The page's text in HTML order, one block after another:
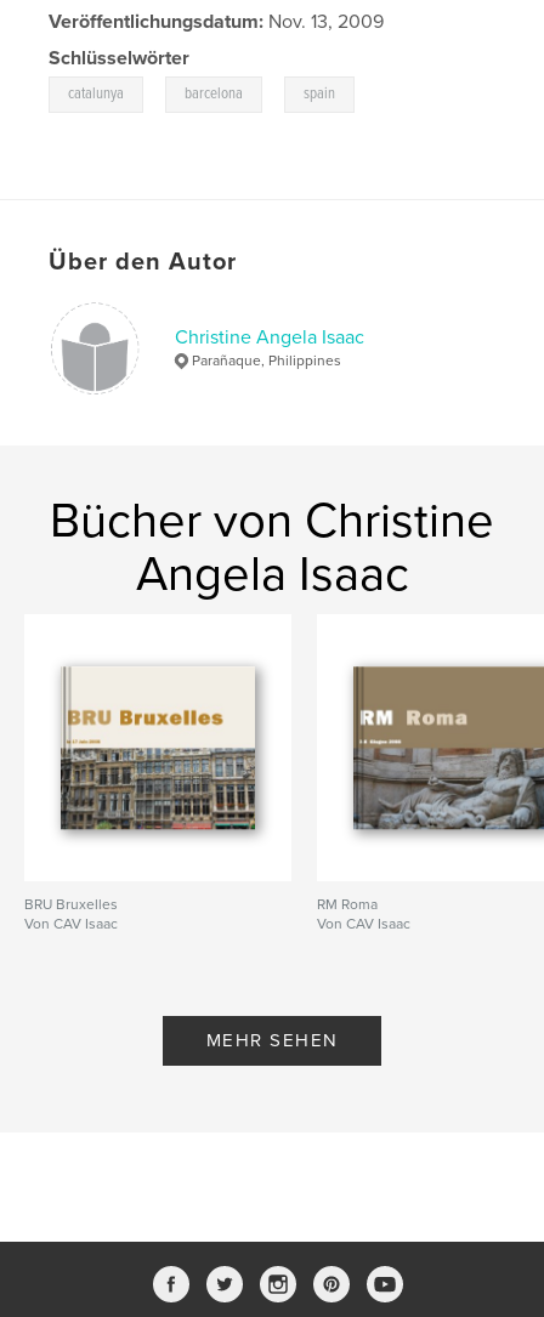
Veröffentlichungsdatum: Nov. 13, 2009
Schlüsselwörter
catalunya barcelona spain
Über den Autor
Christine Angela Isaac
Parañaque, Philippines
Bücher von Christine
Angela Isaac
BRU Bruxelles
Von CAV Isaac
RM Roma
Von CAV Isaac
MEHR SEHEN